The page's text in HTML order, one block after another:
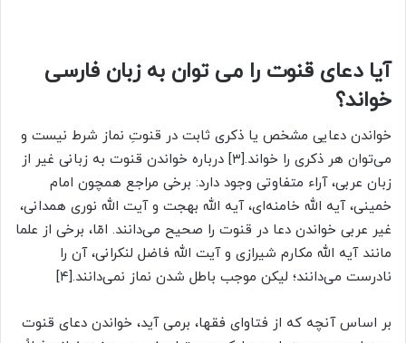
آیا دعای قنوت را می توان به زبان فارسی
خواند؟
خواندن دعایی مشخص یا ذکری ثابت در قنوتِ نماز شرط نیست و
می‌توان هر ذکری را خواند.[۳] درباره خواندن قنوت به زبانی غیر از
زبان عربی، آراء متفاوتی وجود دارد: برخی مراجع همچون امام
خمینی، آیه الله خامنه‌ای، آیه الله بهجت و آیت الله نوری همدانی،
غیر عربی خواندن دعا در قنوت را صحیح می‌دانند. امّا، برخی از علما
مانند آیه الله مکارم شیرازی و آیت الله فاضل لنکرانی، آن را
نادرست می‌دانند؛ لیکن موجب باطل شدن نماز نمی‌دانند.[۴]
بر اساس آنچه که از فتاوای فقها، برمی آید، خواندن دعای قنوت